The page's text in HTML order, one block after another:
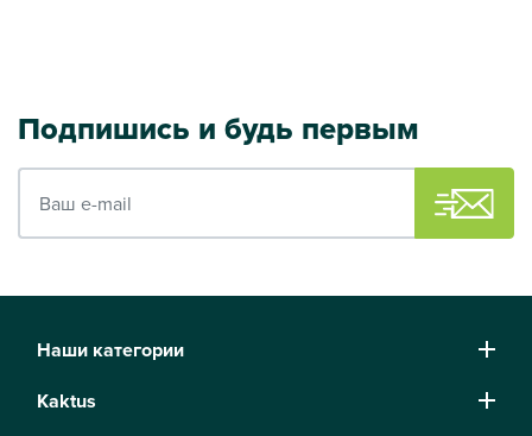
Подпишись и будь первым
Наши категории
Kaktus